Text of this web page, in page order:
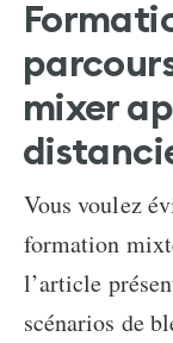
mixer
Vous voulez
formation
l’article
scénarios de